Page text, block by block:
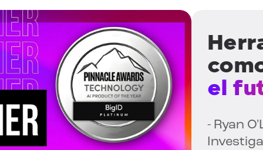
el
- Ryan